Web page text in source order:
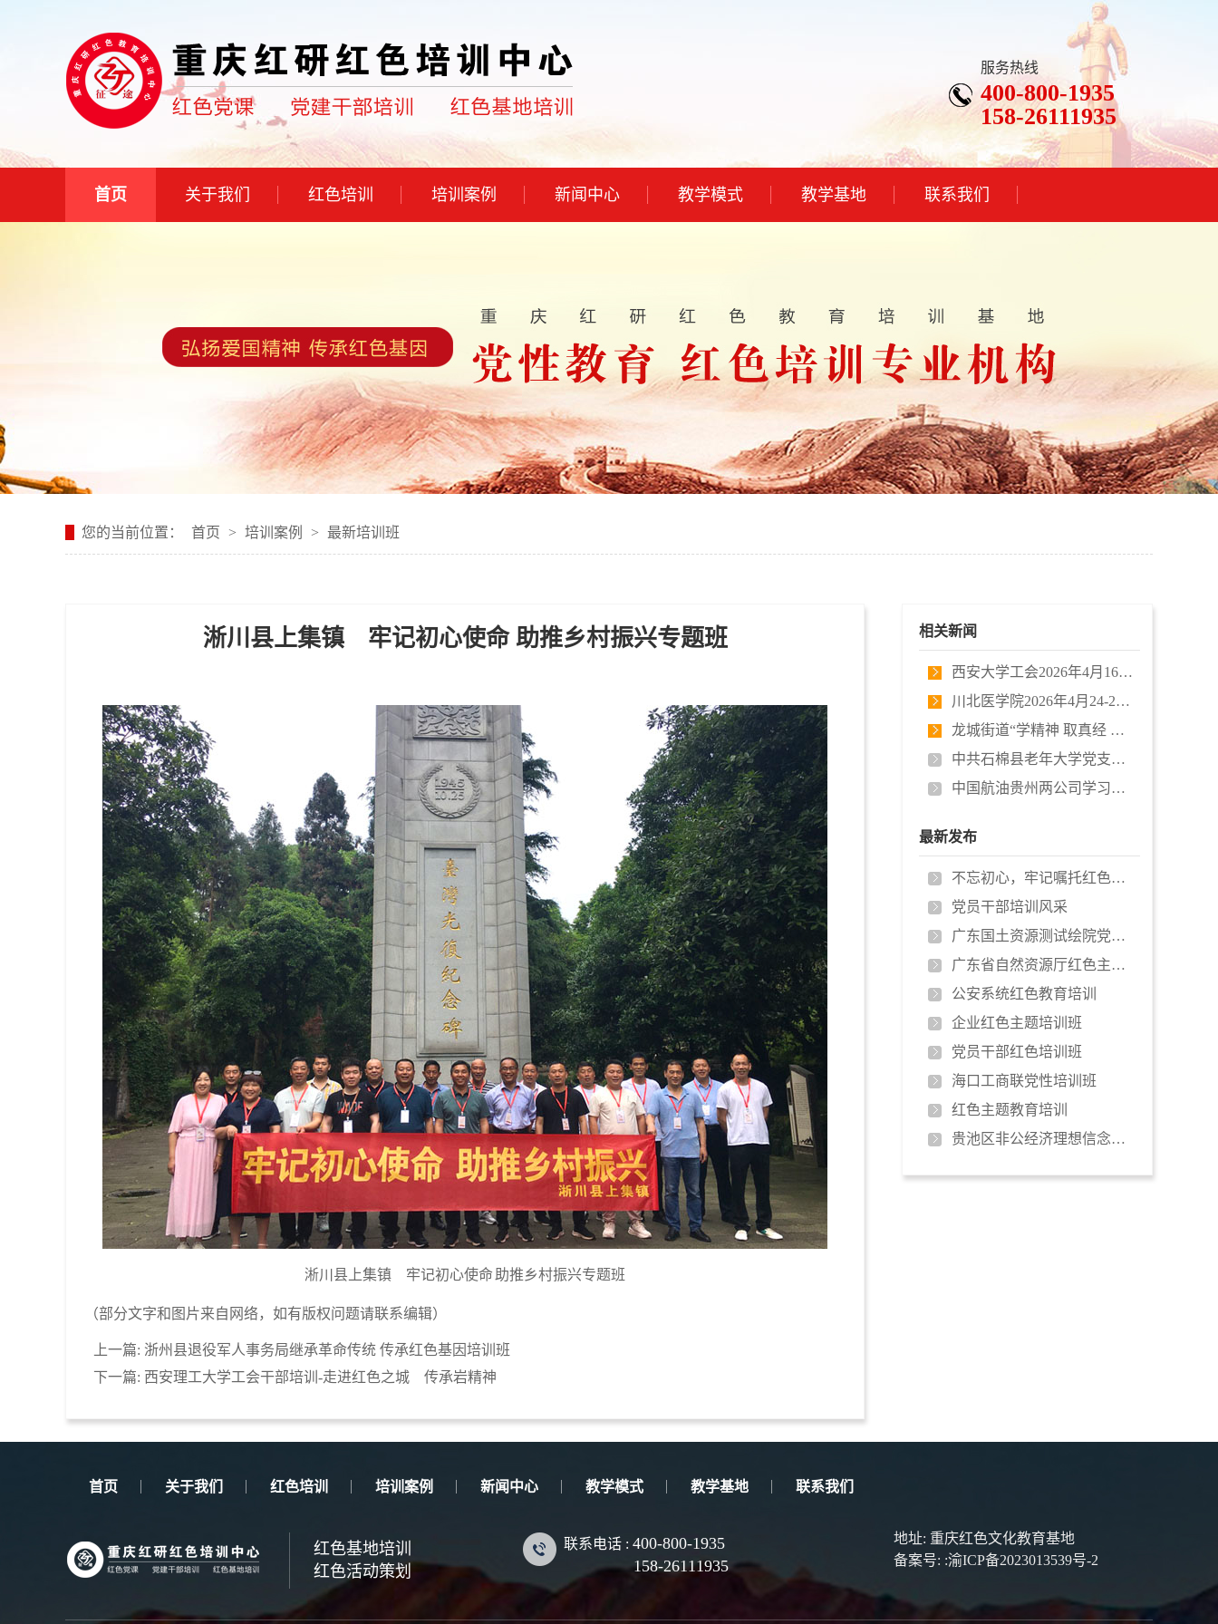
服务热线
400-800-1935
158-26111935
首页 关于我们 红色培训 培训案例 新闻中心 教学模式 教学基地 联系我们
您的当前位置： 首页 > 培训案例 > 最新培训班
淅川县上集镇 牢记初心使命 助推乡村振兴专题班
淅川县上集镇 牢记初心使命 助推乡村振兴专题班
（部分文字和图片来自网络，如有版权问题请联系编辑）
上一篇: 浙州县退役军人事务局继承革命传统 传承红色基因培训班
下一篇: 西安理工大学工会干部培训-走进红色之城 传承岩精神
相关新闻
西安大学工会2026年4月16-19日四川…
川北医学院2026年4月24-25日培训开…
龙城街道“学精神 取真经 闯新路 …
中共石棉县老年大学党支部 “矢志…
中国航油贵州两公司学习贯彻习近平…
最新发布
不忘初心，牢记嘱托红色培训
党员干部培训风采
广东国土资源测试绘院党性教育培训…
广东省自然资源厅红色主题教育培训…
公安系统红色教育培训
企业红色主题培训班
党员干部红色培训班
海口工商联党性培训班
红色主题教育培训
贵池区非公经济理想信念培训班
首页 关于我们 红色培训 培训案例 新闻中心 教学模式 教学基地 联系我们
红色基地培训
红色活动策划
联系电话 : 400-800-1935
158-26111935
地址: 重庆红色文化教育基地
备案号: :渝ICP备2023013539号-2